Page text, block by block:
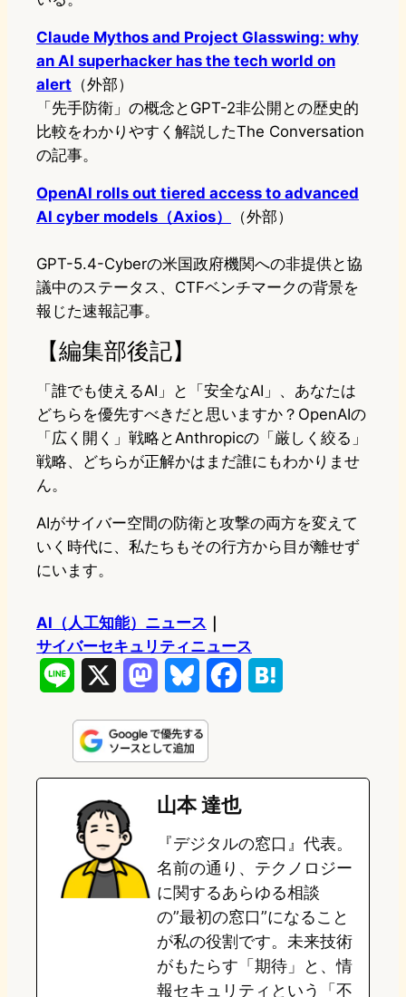
Claude Mythos and Project Glasswing: why
an AI superhacker has the tech world on
alert （外部）
「先手防衛」の概念とGPT-2非公開との歴史的
比較をわかりやすく解説したThe Conversation
の記事。
OpenAI rolls out tiered access to advanced
AI cyber models（Axios）
（外部）
GPT-5.4-Cyberの米国政府機関への非提供と協
議中のステータス、CTFベンチマークの背景を
報じた速報記事。
【編集部後記】
「誰でも使えるAI」と「安全なAI」、あなたは
どちらを優先すべきだと思いますか？OpenAIの
「広く開く」戦略とAnthropicの「厳しく絞る」
戦略、どちらが正解かはまだ誰にもわかりませ
ん。
AIがサイバー空間の防衛と攻撃の両方を変えて
いく時代に、私たちもその行方から目が離せず
にいます。
AI（人工知能）ニュース
サイバーセキュリティニュース
n
e
s
t
o
o
n
u
e
s
k
e
b
o
o
k
e
a
山本 達也
『デジタルの窓口』代表。
名前の通り、テクノロジー
に関するあらゆる相談
の”最初の窓口”になること
が私の役割です。未来技術
がもたらす「期待」と、情
報セキュリティという「不